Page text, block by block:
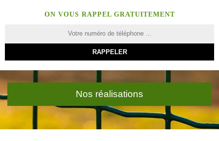
ON VOUS RAPPEL GRATUITEMENT
Nos réalisations